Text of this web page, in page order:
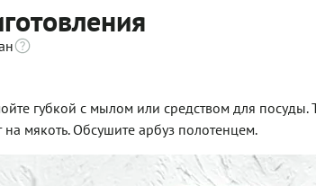
губкой с мылом или средством для посуды.
на мякоть. Обсушите арбуз полотенцем.